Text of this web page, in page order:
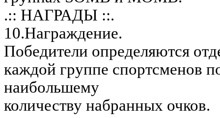
.:: НАГРАДЫ ::.
10.Награждение.
Победители определяются
каждой группе спортсменов
наибольшему
количеству набранных очков.